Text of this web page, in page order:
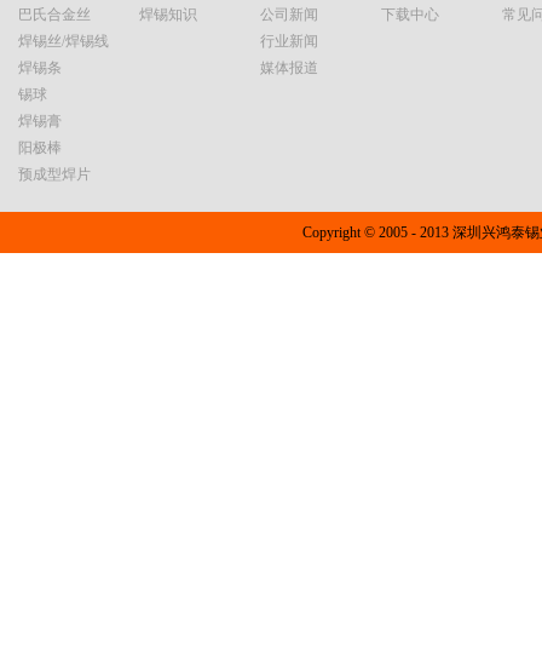
深圳市兴鸿泰锡业有限公司，
巴氏合金丝
焊锡丝/焊锡线
焊锡条
锡球
焊锡膏
阳极棒
预成型焊片
焊锡知识
公司新闻
行业新闻
媒体报道
下载中心
常见
Copyright © 2005 - 2013 深圳兴鸿泰